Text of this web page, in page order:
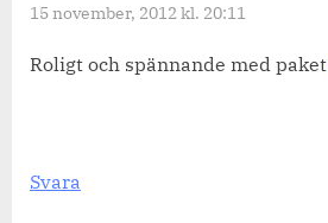
15 november, 2012 kl. 20:11
Roligt och spännande med paket
Svara